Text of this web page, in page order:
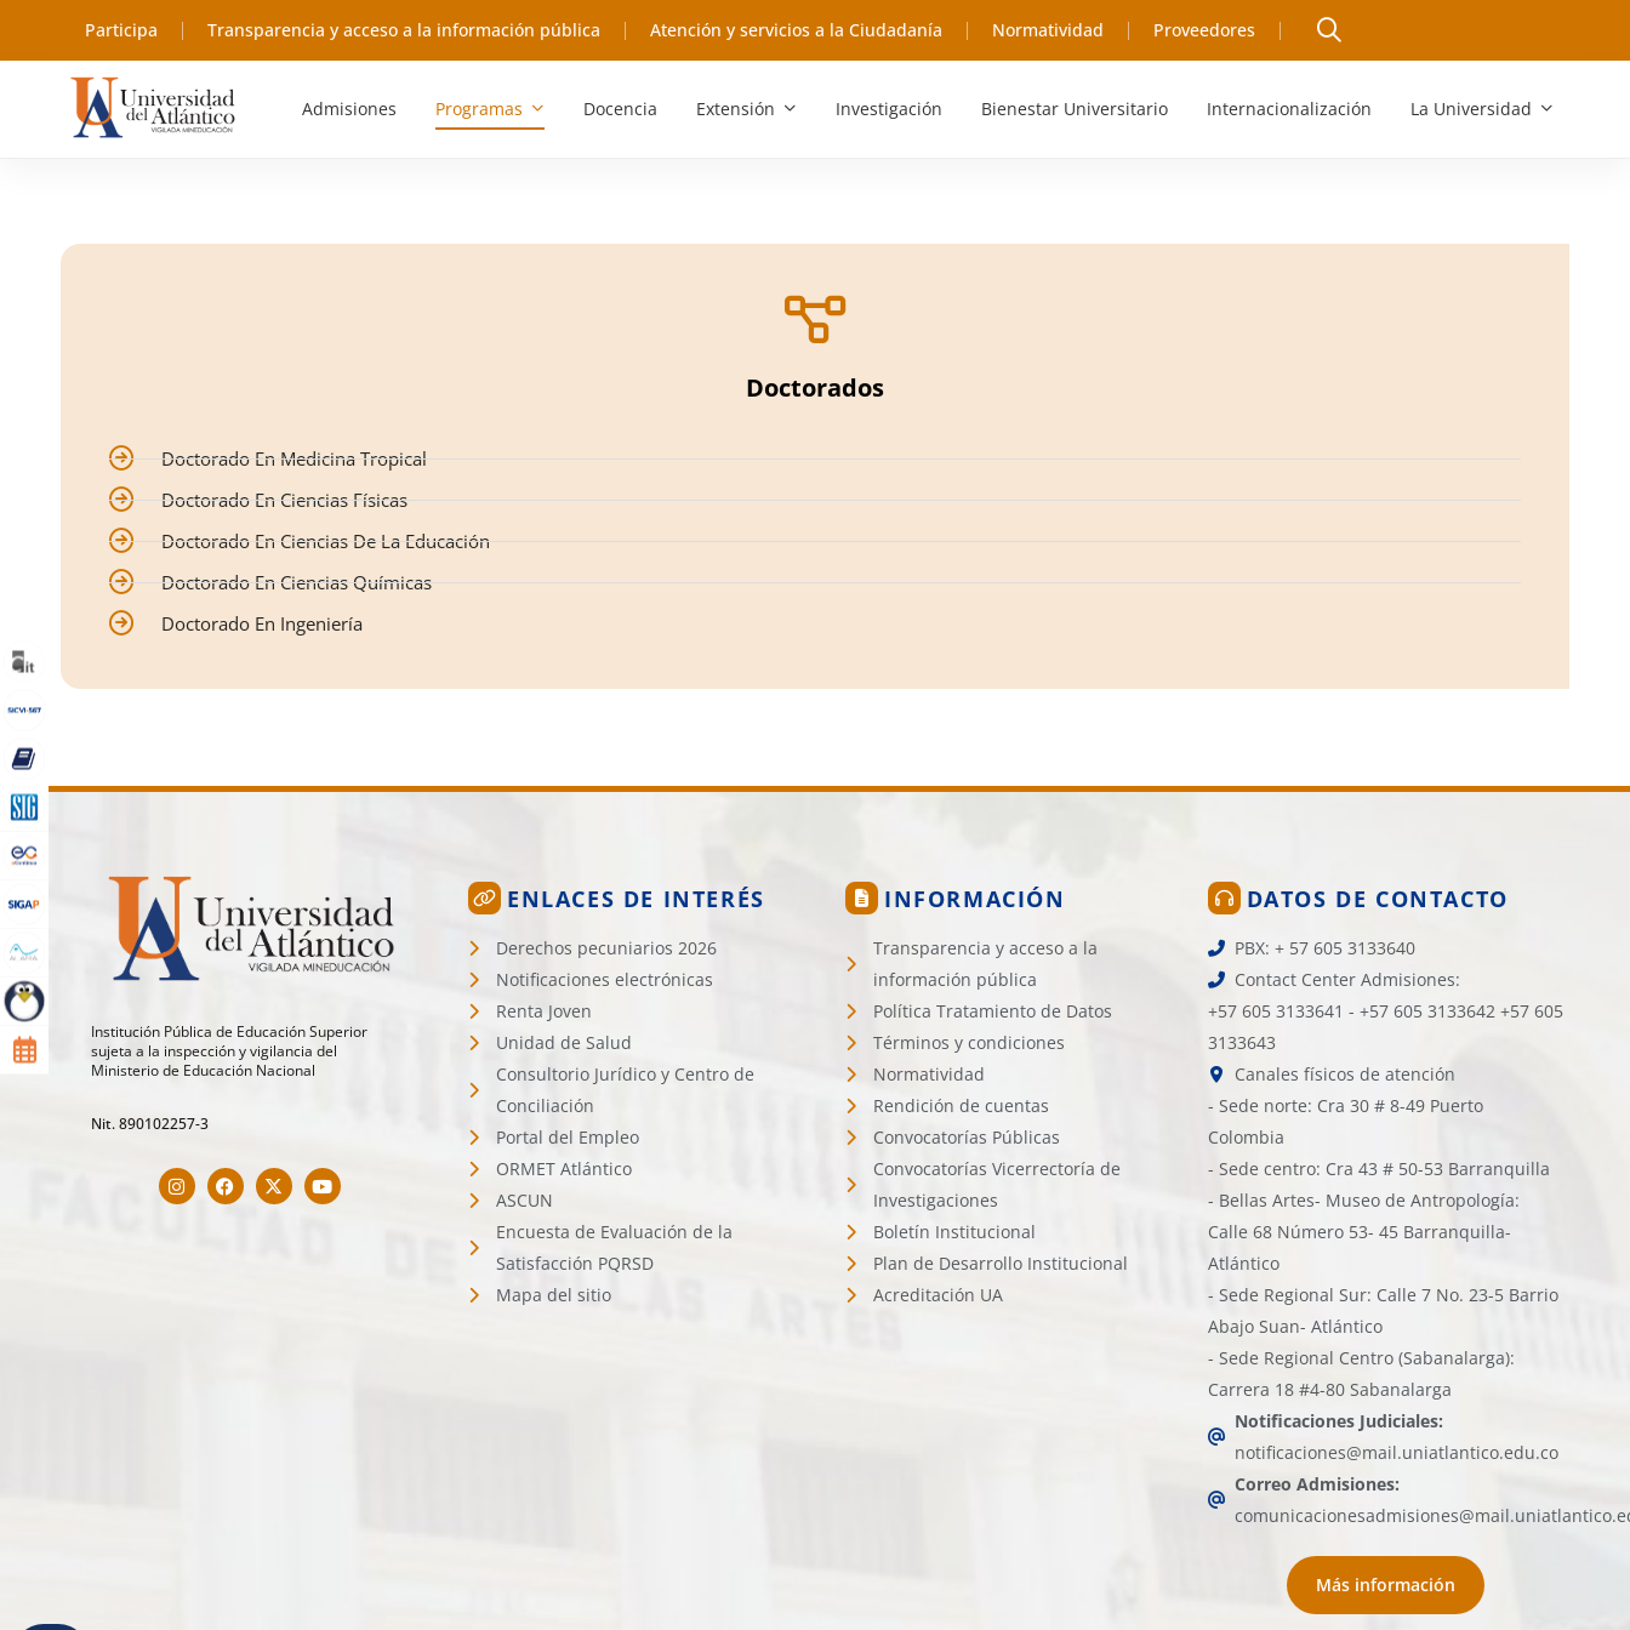
Participa Transparencia y acceso a la información pública Atención y servicios a la Ciudadanía Normatividad Proveedores
Admisiones Programas Docencia Extensión Investigación Bienestar Universitario Internacionalización La Universidad
Doctorados
Doctorado En Medicina Tropical
Doctorado En Ciencias Físicas
Doctorado En Ciencias De La Educación
Doctorado En Ciencias Químicas
Doctorado En Ingeniería
Institución Pública de Educación Superior
sujeta a la inspección y vigilancia del
Ministerio de Educación Nacional
Nit. 890102257-3
ENLACES DE INTERÉS
Derechos pecuniarios 2026
Notificaciones electrónicas
Renta Joven
Unidad de Salud
Consultorio Jurídico y Centro de
Conciliación
Portal del Empleo
ORMET Atlántico
ASCUN
Encuesta de Evaluación de la
Satisfacción PQRSD
Mapa del sitio
INFORMACIÓN
Transparencia y acceso a la
información pública
Política Tratamiento de Datos
Términos y condiciones
Normatividad
Rendición de cuentas
Convocatorías Públicas
Convocatorías Vicerrectoría de
Investigaciones
Boletín Institucional
Plan de Desarrollo Institucional
Acreditación UA
DATOS DE CONTACTO
PBX: + 57 605 3133640
Contact Center Admisiones:
+57 605 3133641 - +57 605 3133642 +57 605
3133643
Canales físicos de atención
- Sede norte: Cra 30 # 8-49 Puerto
Colombia
- Sede centro: Cra 43 # 50-53 Barranquilla
- Bellas Artes- Museo de Antropología:
Calle 68 Número 53- 45 Barranquilla-
Atlántico
- Sede Regional Sur: Calle 7 No. 23-5 Barrio
Abajo Suan- Atlántico
- Sede Regional Centro (Sabanalarga):
Carrera 18 #4-80 Sabanalarga
Notificaciones Judiciales:
notificaciones@mail.uniatlantico.edu.co
Correo Admisiones:
Más información